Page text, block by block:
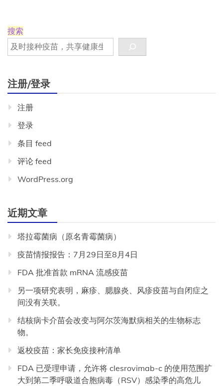
搜索
注册/登录
注册
登录
条目 feed
评论 feed
WordPress.org
近期文章
塔拉霉菌病（原名青霉菌病）
疫苗情报报告：7月29日至8月4日
FDA 批准首款 mRNA 流感疫苗
另一项研究表明，麻疹、腮腺炎、风疹疫苗与自闭症之
间没有关联。
结核病卡介苗会改变与阿尔茨海默病相关的生物标志
物。
返校疫苗：家长免疫接种清单
FDA 已受理申请，允许将 clesrovimab-c 的使用范围扩
大到第二季呼吸道合胞病毒（RSV）感染季的高危儿